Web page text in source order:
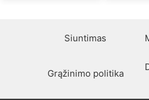
Siuntimas
Grąžinimo politika